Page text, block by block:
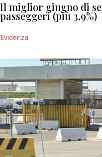
Il miglior giugno di
passeggeri (più 3,9%)
Evidenza